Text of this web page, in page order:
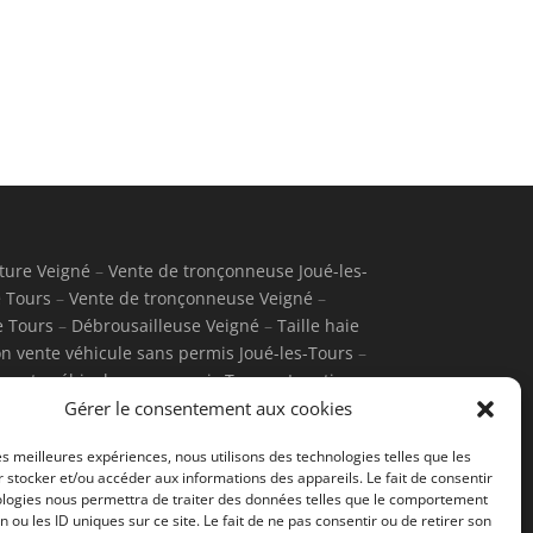
Gérer le consentement aux cookies
meilleures expériences, nous utilisons des technologies telles que les
stocker et/ou accéder aux informations des appareils. Le fait de consentir
nous permettra de traiter des données telles que le comportement
ou les ID uniques sur ce site. Le fait de ne pas consentir ou de retirer son
Veigné – Vente de tronçonneuse Joué-les-
Tours – Vente de tronçonneuse Veigné –
Tours – Débrousailleuse Veigné – Taille haie
vente véhicule sans permis Joué-les-Tours –
véhicule sans permis Tours–Location
–Motobineuse Tours–Motobineuse
Montbazon–Tondeuse électrique Tours–